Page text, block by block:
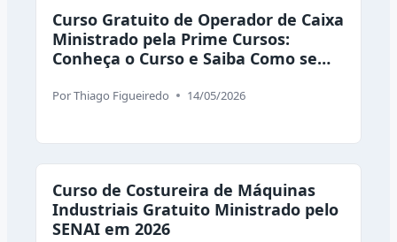
Curso Gratuito de Operador de Caixa
Ministrado pela Prime Cursos:
Conheça o Curso e Saiba Como se
PorThiago Figueiredo 14/05/2026
Curso de Costureira de Máquinas
Industriais Gratuito Ministrado pelo
SENAI em 2026